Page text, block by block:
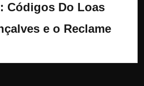
Códigos Do Loas
e o Reclame